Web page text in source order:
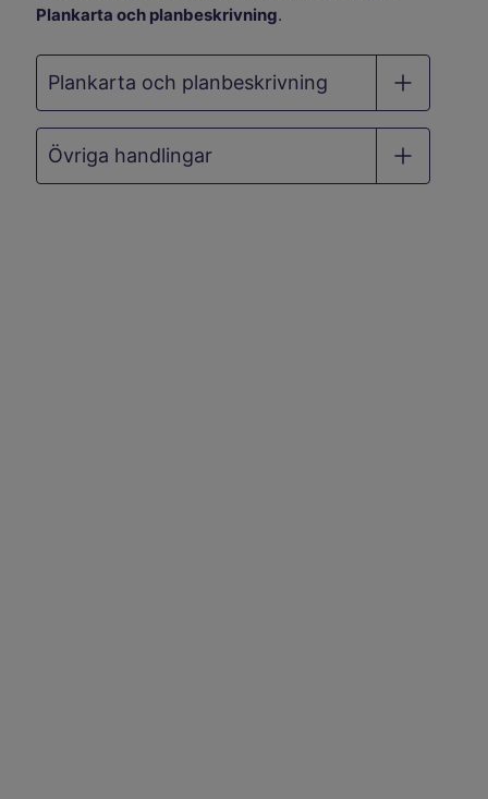
Plankarta och planbeskrivning.
Plankarta och planbeskrivning
Övriga handlingar